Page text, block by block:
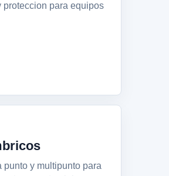
proteccion para equipos
punto y multipunto para